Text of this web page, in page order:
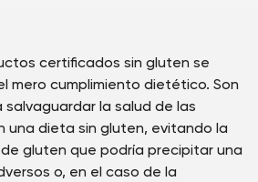
certificados sin gluten se
mero cumplimiento dietético. Son
la salud de las
una dieta sin gluten, evitando la
gluten que podría precipitar una
o, en el caso de la